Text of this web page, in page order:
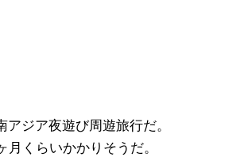
アジア夜遊び周遊旅行だ。
月くらいかかりそうだ。